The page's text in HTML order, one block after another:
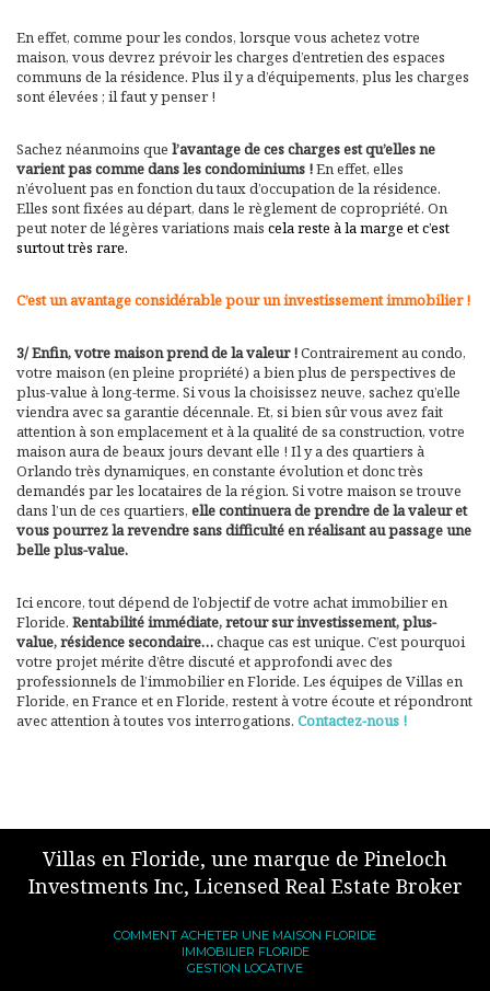
En effet, comme pour les condos, lorsque vous achetez votre
maison, vous devrez prévoir les charges d’entretien des espaces
communs de la résidence. Plus il y a d’équipements, plus les charges
sont élevées ; il faut y penser !
Sachez néanmoins que l’avantage de ces charges est qu’elles ne
varient pas comme dans les condominiums !En effet, elles
n’évoluent pas en fonction du taux d’occupation de la résidence.
Elles sont fixées au départ, dans le règlement de copropriété. On
peut noter de légères variations mais cela reste à la marge et c’est
surtout très rare.
C’est un avantage considérable pour un investissement immobilier !
3/ Enfin, votre maison prend de la valeur !Contrairement au condo,
votre maison (en pleine propriété) a bien plus de perspectives de
plus-value à long-terme. Si vous la choisissez neuve, sachez qu’elle
viendra avec sa garantie décennale. Et, si bien sûr vous avez fait
attention à son emplacement et à la qualité de sa construction, votre
maison aura de beaux jours devant elle ! Il y a des quartiers à
Orlando très dynamiques, en constante évolution et donc très
demandés par les locataires de la région. Si votre maison se trouve
dans l’un de ces quartiers, elle continuera de prendre de la valeur et
vous pourrez la revendre sans difficulté en réalisant au passage une
belle plus-value.
Ici encore, tout dépend de l’objectif de votre achat immobilier en
Floride. Rentabilité immédiate, retour sur investissement, plus-
value, résidence secondaire…chaque cas est unique. C’est pourquoi
votre projet mérite d’être discuté et approfondi avec des
professionnels de l’immobilier en Floride. Les équipes de Villas en
Floride, en France et en Floride, restent à votre écoute et répondront
avec attention à toutes vos interrogations. Contactez-nous !
Villas en Floride, une marque de Pineloch
Investments Inc, Licensed Real Estate Broker
COMMENT ACHETER UNE MAISON FLORIDE
IMMOBILIER FLORIDE
GESTION LOCATIVE